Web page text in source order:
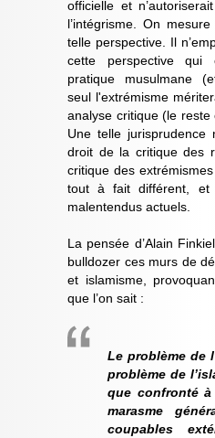
officielle et
l’intégrisme. On
telle perspective. Il
cette perspective
pratique musulmane
seul l'extrémisme
analyse critique (le reste
Une telle jurisprudence
droit de la critique des
critique des
tout à fait différent, et
malentendus actuels.
La pensée d’Alain
bulldozer ces murs de
et islamisme,
que l’on sait :
Le problème de
problème de
que confronté
marasme
coupables